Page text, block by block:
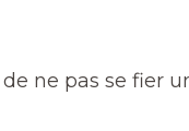
ne pas se fier